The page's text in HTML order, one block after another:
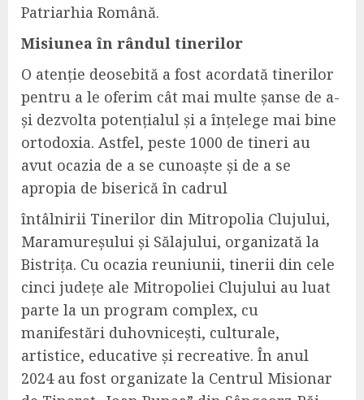
Patriarhia Română.
Misiunea în rândul tinerilor
O atenție deosebită a fost acordată tinerilor
pentru a le oferim cât mai multe șanse de a-
și dezvolta potențialul și a înțelege mai bine
ortodoxia. Astfel, peste 1000 de tineri au
avut ocazia de a se cunoaște și de a se
apropia de biserică în cadrul
întâlnirii Tinerilor din Mitropolia Clujului,
Maramureșului și Sălajului, organizată la
Bistrița. Cu ocazia reuniunii, tinerii din cele
cinci județe ale Mitropoliei Clujului au luat
parte la un program complex, cu
manifestări duhovnicești, culturale,
artistice, educative și recreative. În anul
2024 au fost organizate la Centrul Misionar